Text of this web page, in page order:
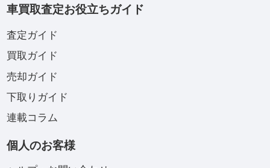
車買取査定お役立ちガイド
査定ガイド
買取ガイド
売却ガイド
下取りガイド
連載コラム
個人のお客様